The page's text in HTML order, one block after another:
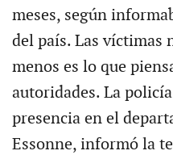
meses, según
del país. Las víctimas
menos es lo que
autoridades. La
presencia en el
Essonne, informó la